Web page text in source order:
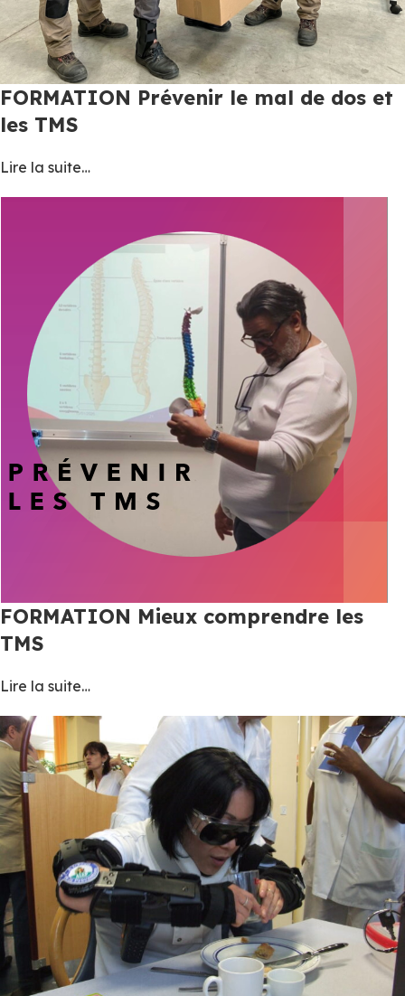
FORMATION Prévenir le mal de dos et
les TMS
Lire la suite…
FORMATION Mieux comprendre les
TMS
Lire la suite…